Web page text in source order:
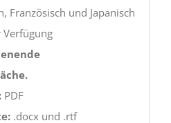
Französisch und Japanisch
Verfügung
PDF
.docx und .rtf